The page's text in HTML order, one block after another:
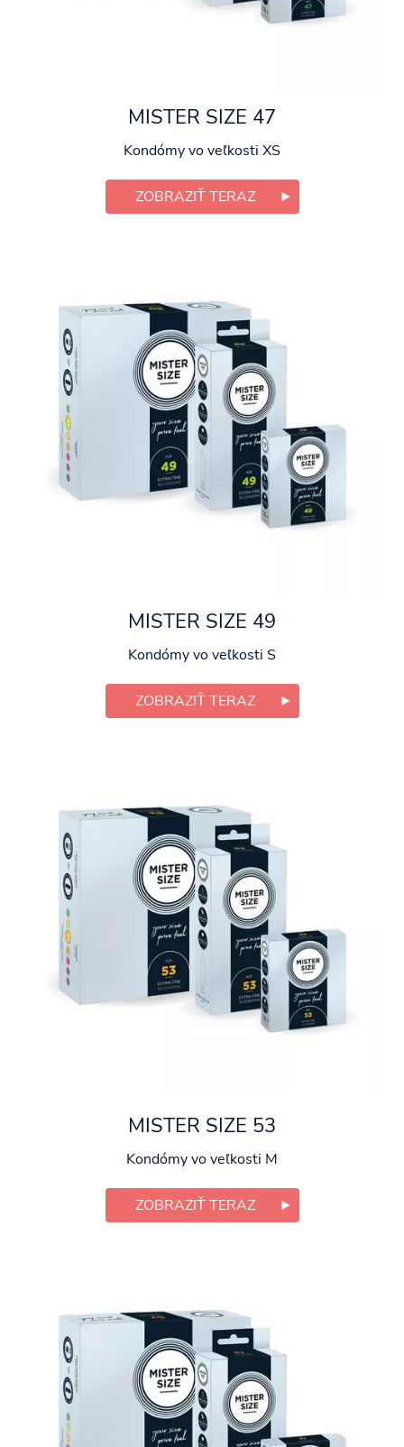
MISTER SIZE 47
Kondómy vo veľkosti XS
ZOBRAZIŤ TERAZ
MISTER SIZE 49
Kondómy vo veľkosti S
ZOBRAZIŤ TERAZ
MISTER SIZE 53
Kondómy vo veľkosti M
ZOBRAZIŤ TERAZ